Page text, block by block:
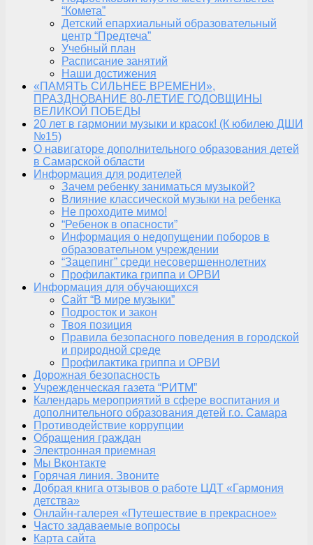
“Комета”
Детский епархиальный образовательный
центр “Предтеча”
Учебный план
Расписание занятий
Наши достижения
«ПАМЯТЬ СИЛЬНЕЕ ВРЕМЕНИ»,
ПРАЗДНОВАНИЕ 80-ЛЕТИЕ ГОДОВЩИНЫ
ВЕЛИКОЙ ПОБЕДЫ
20 лет в гармонии музыки и красок! (К юбилею ДШИ
№15)
О навигаторе дополнительного образования детей
в Самарской области
Информация для родителей
Зачем ребенку заниматься музыкой?
Влияние классической музыки на ребенка
Не проходите мимо!
“Ребенок в опасности”
Информация о недопущении поборов в
образовательном учреждении
“Зацепинг” среди несовершеннолетних
Профилактика гриппа и ОРВИ
Информация для обучающихся
Сайт “В мире музыки”
Подросток и закон
Твоя позиция
Правила безопасного поведения в городской
и природной среде
Профилактика гриппа и ОРВИ
Дорожная безопасность
Учрежденческая газета “РИТМ”
Календарь мероприятий в сфере воспитания и
дополнительного образования детей г.о. Самара
Противодействие коррупции
Обращения граждан
Электронная приемная
Мы Вконтакте
Горячая линия. Звоните
Добрая книга отзывов о работе ЦДТ «Гармония
детства»
Онлайн-галерея «Путешествие в прекрасное»
Часто задаваемые вопросы
Карта сайта